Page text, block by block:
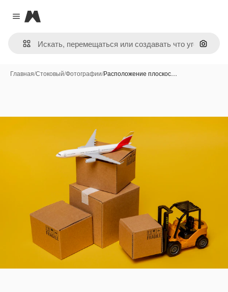
Close menu
Magnific
Поиск
Главная/Стоковый/Фотографии/Расположение плоскос…